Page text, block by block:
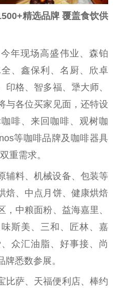
精选品牌 覆盖食饮供
年现场高盛伟业、森铂
、鑫保利、名厨、欣卓
印格、智多福、犟大师、
与各位买家见面，还特设
啡、来回咖啡、观树咖
等咖啡品牌及咖啡器具
重需求。
辅料、机械设备、包装等
焙、中点月饼、健康烘焙
中粮面粉、益海嘉里、
斯美、三和、匠林、嘉
众汇油脂、好事接、尚
悉数参展。
比萨、天福便利店、棒约